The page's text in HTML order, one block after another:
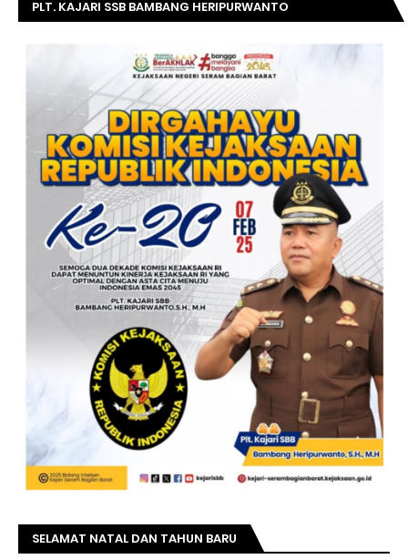
PLT. KAJARI SSB BAMBANG HERIPURWANTO
KEJAKSAAN RI KE- 20 TAHUN.
SELAMAT NATAL DAN TAHUN BARU